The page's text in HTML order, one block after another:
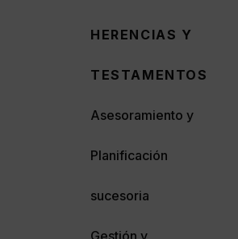
HERENCIAS Y
TESTAMENTOS
Asesoramiento y
Planificación
sucesoria
Gestión y